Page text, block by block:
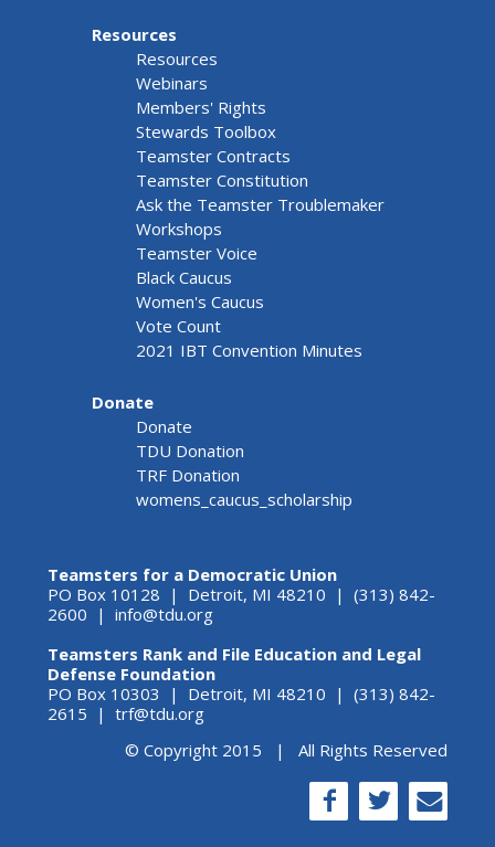
Resources
Resources
Webinars
Members' Rights
Stewards Toolbox
Teamster Contracts
Teamster Constitution
Ask the Teamster Troublemaker
Workshops
Teamster Voice
Black Caucus
Women's Caucus
Vote Count
2021 IBT Convention Minutes
Donate
Donate
TDU Donation
TRF Donation
womens_caucus_scholarship
Teamsters for a Democratic Union
PO Box 10128 | Detroit, MI 48210 | (313) 842-
2600 | info@tdu.org
Teamsters Rank and File Education and Legal
Defense Foundation
PO Box 10303 | Detroit, MI 48210 | (313) 842-
2615 | trf@tdu.org
© Copyright 2015 | All Rights Reserved